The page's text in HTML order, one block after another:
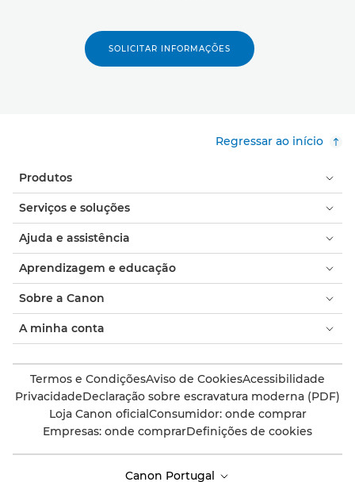
SOLICITAR INFORMAÇÕES
Regressar ao início
Produtos
Serviços e soluções
Ajuda e assistência
Aprendizagem e educação
Sobre a Canon
A minha conta
Termos e CondiçõesAviso de CookiesAcessibilidade
PrivacidadeDeclaração sobre escravatura moderna (PDF)
Loja Canon oficialConsumidor: onde comprar
Empresas: onde comprarDefinições de cookies
Canon Portugal